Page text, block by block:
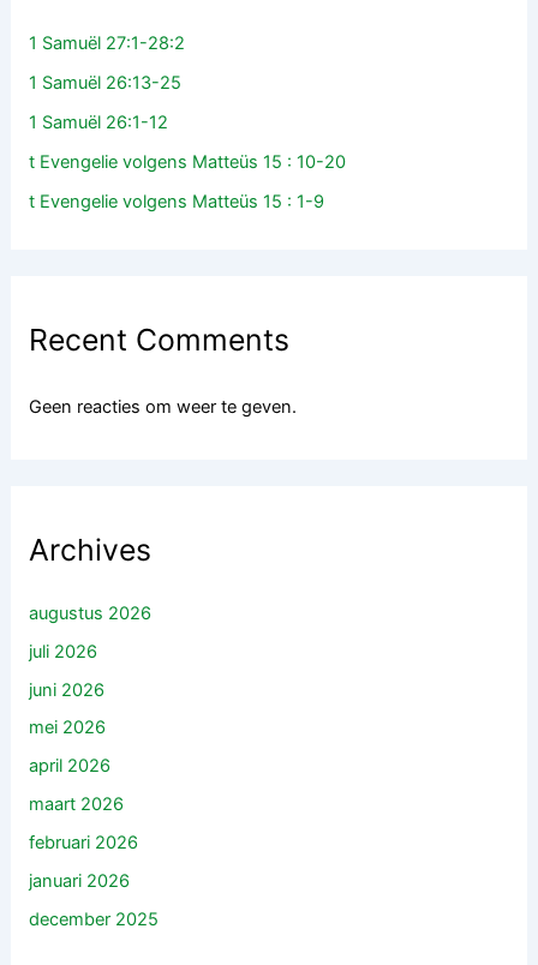
1 Samuël 27:1-28:2
1 Samuël 26:13-25
1 Samuël 26:1-12
t Evengelie volgens Matteüs 15 : 10-20
t Evengelie volgens Matteüs 15 : 1-9
Recent Comments
Geen reacties om weer te geven.
Archives
augustus 2026
juli 2026
juni 2026
mei 2026
april 2026
maart 2026
februari 2026
januari 2026
december 2025